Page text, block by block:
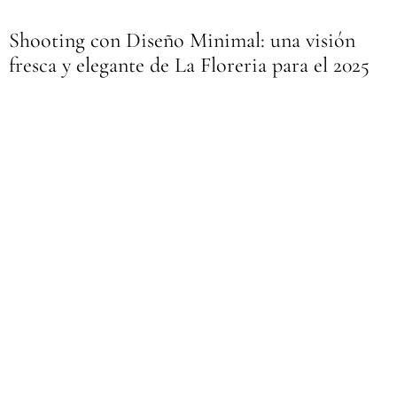
Shooting con Diseño Minimal: una visión
fresca y elegante de La Floreria para el 2025